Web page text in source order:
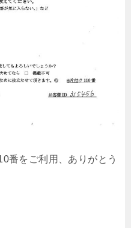
番をご利用、ありがとう